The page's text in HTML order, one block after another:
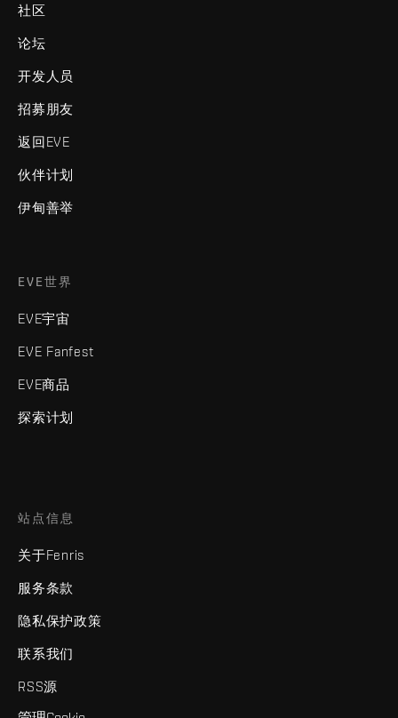
社区
论坛
开发人员
招募朋友
返回EVE
伙伴计划
伊甸善举
EVE世界
EVE宇宙
EVE Fanfest
EVE商品
探索计划
站点信息
关于Fenris
服务条款
隐私保护政策
联系我们
RSS源